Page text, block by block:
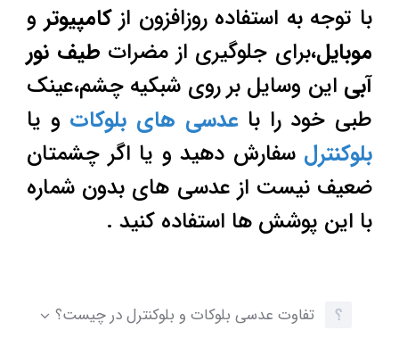
با توجه به استفاده روزافزون ازکامپیوتر و
موبایل،برای جلوگیری از مضرات طیف نور
آبی این وسایل بر روی شبکیه چشم،عینک
طبی خود را باعدسی های بلوکات و یا
بلوکنترل سفارش دهید و یا اگر چشمتان
ضعیف نیست از عدسی های بدون شماره
با این پوشش ها استفاده کنید .
تفاوت عدسی بلوکات و بلوکنترل در چیست؟